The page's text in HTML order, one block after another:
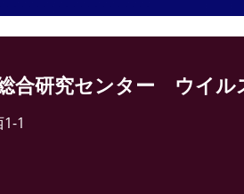
合研究センター ウイル
1